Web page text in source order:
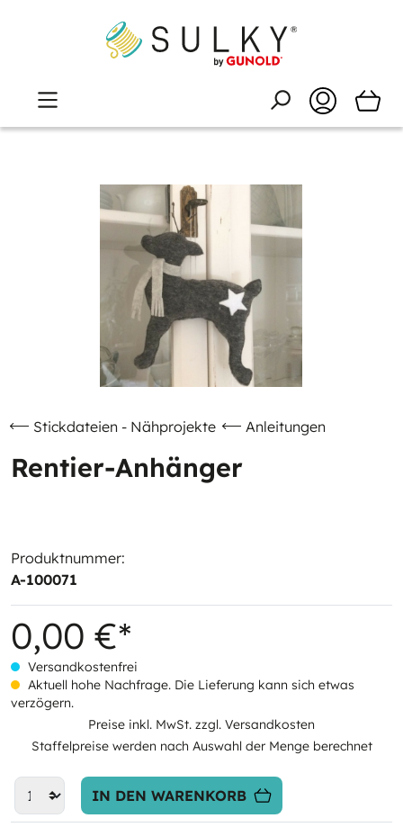
Stickdateien - Nähprojekte Anleitungen
Rentier-Anhänger
Produktnummer:
A-100071
0,00 €*
Versandkostenfrei
Aktuell hohe Nachfrage. Die Lieferung kann sich etwas
verzögern.
Preise inkl. MwSt. zzgl. Versandkosten
Staffelpreise werden nach Auswahl der Menge berechnet
IN DEN WARENKORB